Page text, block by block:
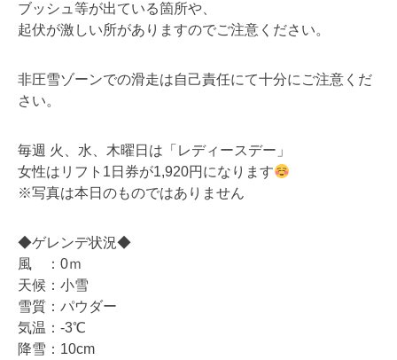
ブッシュ等が出ている箇所や、
起伏が激しい所がありますのでご注意ください。
非圧雪ゾーンでの滑走は自己責任にて十分にご注意くだ
さい。
毎週 火、水、木曜日は「レディースデー」
女性はリフト1日券が1,920円になります
※写真は本日のものではありません
◆ゲレンデ状況◆
風 ：0ｍ
天候：小雪
雪質：パウダー
気温：-3℃
降雪：10cm